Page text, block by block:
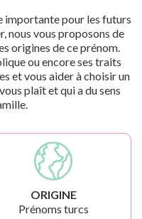
importante pour les futurs
nous vous proposons de
origines de ce prénom.
ou encore ses traits
et vous aider à choisir un
plaît et qui a du sens
ORIGINE
Prénoms turcs